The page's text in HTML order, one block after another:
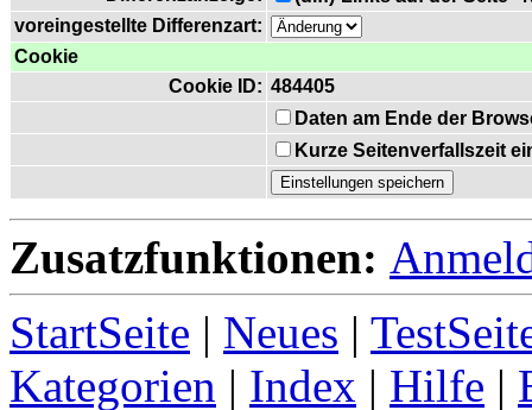
voreingestellte Differenzart:
Cookie
Cookie ID: 484405
Daten am Ende der
Kurze Seitenverfallszeit
Zusatzfunktionen:
StartSeite | Neues |
Kategorien | Index | Hilfe |